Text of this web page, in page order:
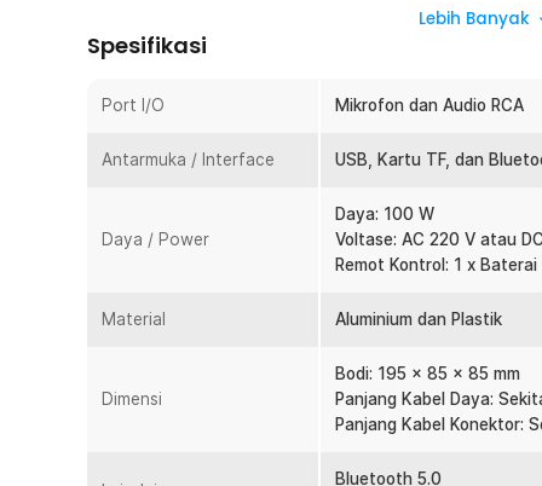
input stereo untuk speaker kiri dan kanan, pengalaman
Koneksi Kartu TF, USB Flashdisk, dan Bluetooth
musik dari kartu TF, USB flashdisk, atau secara
Kompatibel dengan Banyak Perangkat
laptop, MP3 player, dan perangkat elektronik lainnya.
Anda dapat menikmati musik dari berbagai sumber,
Kelengkapan Produk
Rincian yang Anda dapatkan untuk pembelian produk ini:
1 x Kejian Amplifier Board Audio Bluetooth 5.0 USB
Lebih Banyak
Spesifikasi
Port I/O Mikrofon dan Audio RCA
Antarmuka / Interface USB, Kartu TF, dan
Daya / Power
Daya: 100 W
Voltase: AC 220 V atau
Remot Kontrol: 1 x
Material Aluminium dan Plastik
Dimensi
Bodi: 195 x 85 x 85 mm
Panjang Kabel Daya:
Panjang Kabel Konektor:
Bluetooth 5.0